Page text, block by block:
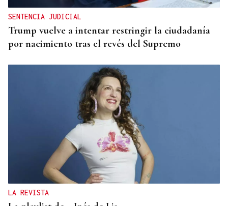
SENTENCIA JUDICIAL
Trump vuelve a intentar restringir la ciudadanía
por nacimiento tras el revés del Supremo
LA REVISTA